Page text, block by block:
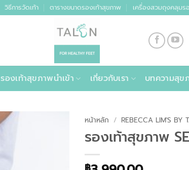
วิธีการวัดเท้า ตารางขนาดรองเท้าสุขภาพ เครื่องสวมถุงคลุมร
รองเท้าสุขภาพนำเข้า เกี่ยวกับเรา บทความสุข
หน้าหลัก / REBECCA LIM'S BY
รองเท้าสุขภาพ